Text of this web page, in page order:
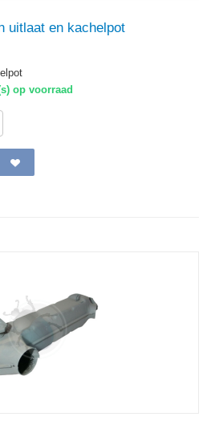
uitlaat en kachelpot
op voorraad